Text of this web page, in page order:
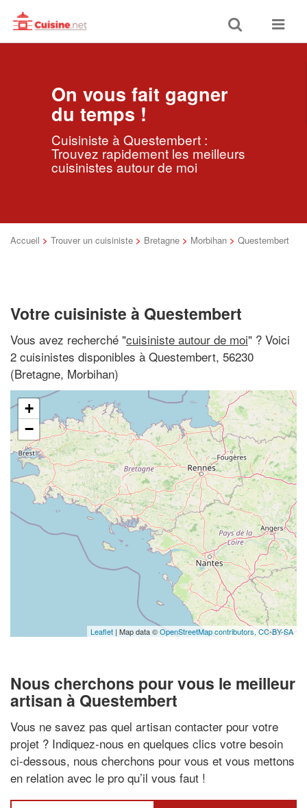
Toggle
search
Toggle
On vous fait gagner
du temps !
Cuisiniste à Questembert :
Trouvez rapidement les meilleurs
cuisinistes autour de moi
Accueil > Trouver un cuisiniste > Bretagne > Morbihan > Questembert
Votre cuisiniste à Questembert
Vous avez recherché "cuisiniste autour de moi" ? Voici
2 cuisinistes disponibles à Questembert, 56230
(Bretagne, Morbihan)
+
−
Leaflet | Map data ©OpenStreetMap contributors,CC-BY-SA
Nous cherchons pour vous le meilleur
artisan à Questembert
Vous ne savez pas quel artisan contacter pour votre
projet ? Indiquez-nous en quelques clics votre besoin
ci-dessous, nous cherchons pour vous et vous mettons
en relation avec le pro qu’il vous faut !